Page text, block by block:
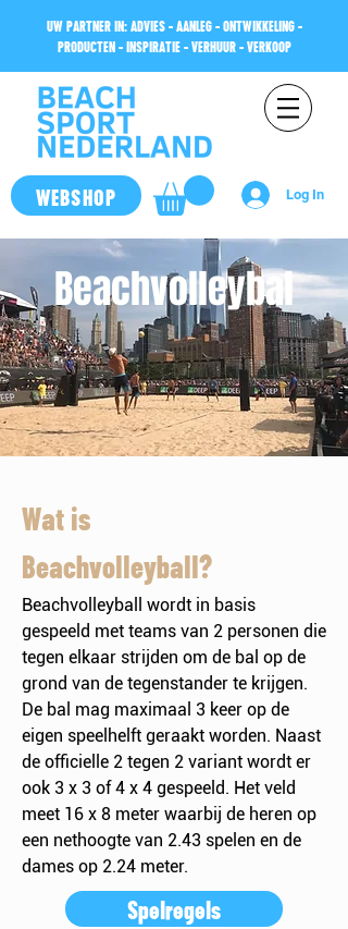
UW PARTNER IN: ADVIES - AANLEG - ONTWIKKELING -
PRODUCTEN - INSPIRATIE - VERHUUR - VERKOOP
WEBSHOP Log In
Beachvolleybal
Wat is
Beachvolleyball?
Beachvolleyball wordt in basis
gespeeld met teams van 2 personen die
tegen elkaar strijden om de bal op de
grond van de tegenstander te krijgen.
De bal mag maximaal 3 keer op de
eigen speelhelft geraakt worden. Naast
de officielle 2 tegen 2 variant wordt er
ook 3 x 3 of 4 x 4 gespeeld. Het veld
meet 16 x 8 meter waarbij de heren op
een nethoogte van 2.43 spelen en de
dames op 2.24 meter.
Spelregels